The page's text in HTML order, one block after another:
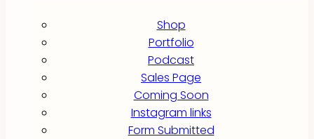
Shop
Portfolio
Podcast
Sales Page
Coming Soon
Instagram links
Form Submitted